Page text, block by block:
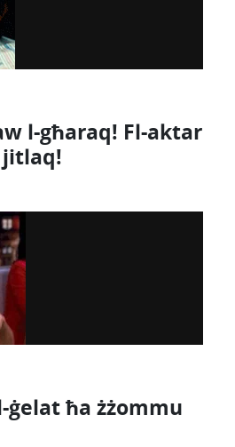
l-għaraq! Fl-aktar
ħa żżommu